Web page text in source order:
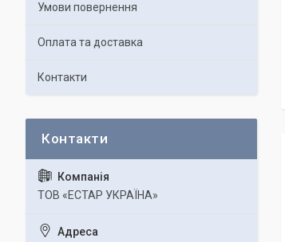
Умови повернення
Оплата та доставка
Контакти
ТОВ «ЕСТАР УКРАЇНА»